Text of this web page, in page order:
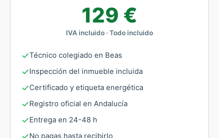
129 €
IVA incluido · Todo incluido
Técnico colegiado en Beas
Inspección del inmueble incluida
Certificado y etiqueta energética
Registro oficial en Andalucía
Entrega en 24-48 h
No pagas hasta recibirlo